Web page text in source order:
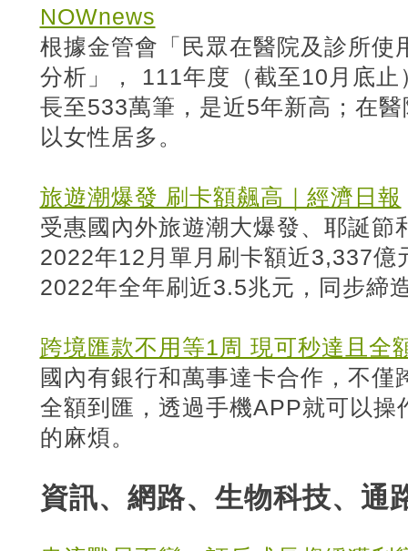
NOWnews
根據金管會「民眾在醫院及診所使
分析」， 111年度（截至10月底
長至533萬筆，是近5年新高；在
以女性居多。
旅遊潮爆發 刷卡額飆高｜經濟日報
受惠國內外旅遊潮大爆發、耶誕節
2022年12月單月刷卡額近3,337億
2022年全年刷近3.5兆元，同步締
跨境匯款不用等1周 現可秒達且全
國內有銀行和萬事達卡合作，不僅
全額到匯，透過手機APP就可以操
的麻煩。
資訊、網路、生物科技、通